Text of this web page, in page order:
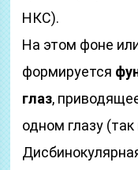
НКС).
На этом фоне
формируется
глаз,
одном глазу